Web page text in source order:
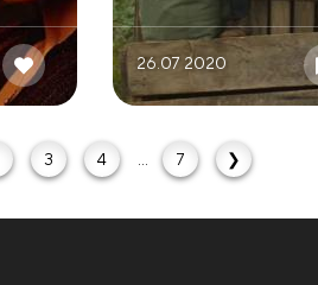
26.07 2020
3 4 ... 7 ❯